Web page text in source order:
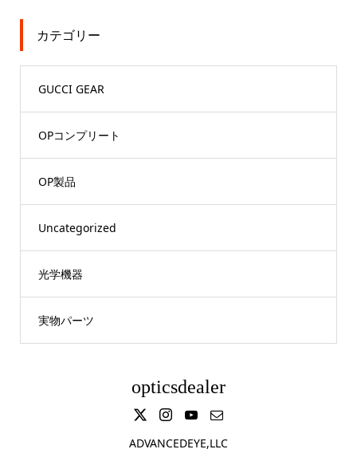
カテゴリー
GUCCI GEAR
OPコンプリート
OP製品
Uncategorized
光学機器
実物パーツ
opticsdealer
ADVANCEDEYE,LLC